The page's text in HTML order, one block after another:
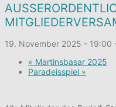
19. November 2025 - 19:00
« Martinsbasar 2025
Paradeisspiel »